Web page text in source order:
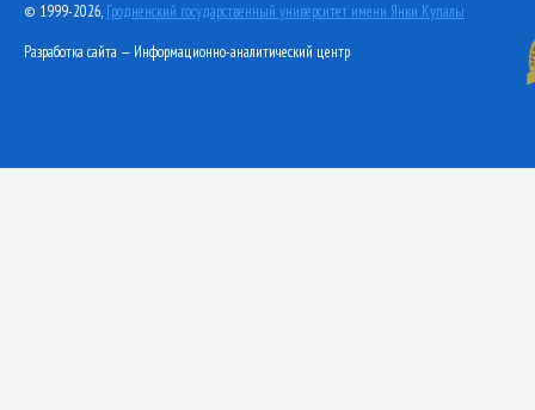
© 1999-2026, Гродненский государственный университет имени Янки Купалы
Разработка сайта — Информационно-аналитический центр